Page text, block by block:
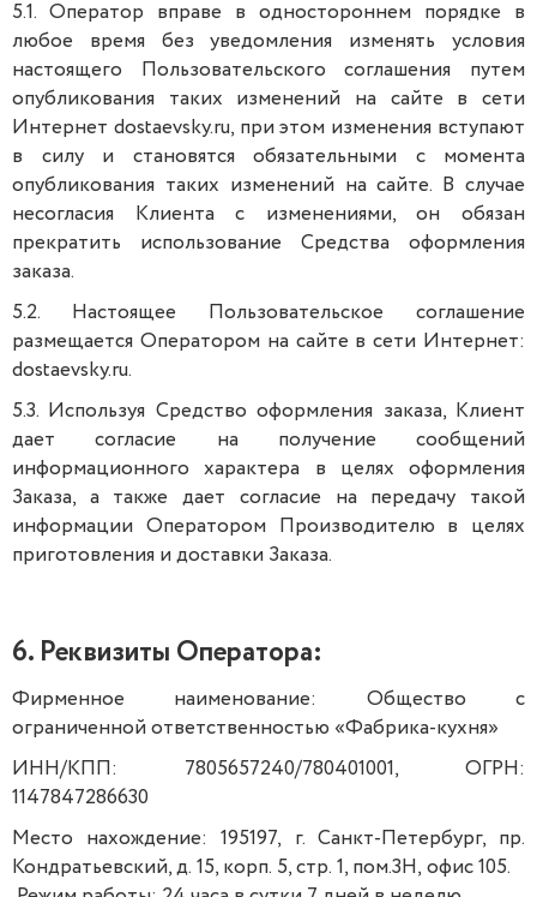
5.1. Оператор вправе в одностороннем порядке в
любое время без уведомления изменять условия
настоящего Пользовательского соглашения путем
опубликования таких изменений на сайте в сети
Интернет dostaevsky.ru, при этом изменения вступают
в силу и становятся обязательными c момента
опубликования таких изменений на сайте. В случае
несогласия Клиента с изменениями, он обязан
прекратить использование Средства оформления
заказа.
5.2. Настоящее Пользовательское соглашение
размещается Оператором на сайте в сети Интернет:
dostaevsky.ru.
5.3. Используя Средство оформления заказа, Клиент
дает согласие на получение сообщений
информационного характера в целях оформления
Заказа, а также дает согласие на передачу такой
информации Оператором Производителю в целях
приготовления и доставки Заказа.
6. Реквизиты Оператора:
Фирменное наименование: Общество с
ограниченной ответственностью «Фабрика-кухня»
ИНН/КПП: 7805657240/780401001, ОГРН:
1147847286630
Место нахождение: 195197, г. Санкт-Петербург, пр.
Кондратьевский, д. 15, корп. 5, стр. 1, пом.3Н, офис 105.